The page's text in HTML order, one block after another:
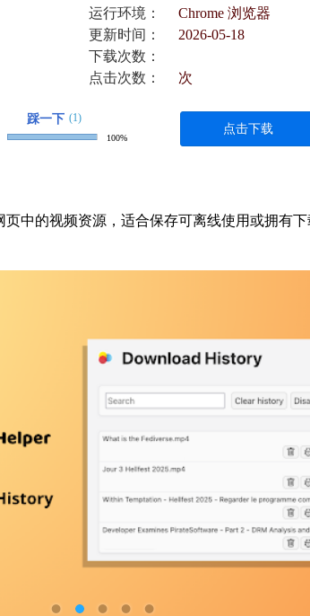
运行环境：
Chrome 浏览器
更新时间：
2026-05-18
下载次数：
点击次数： 次
踩一下 (1)
100%
点击下载
页中的视频资源，适合保存可离线使用或拥有